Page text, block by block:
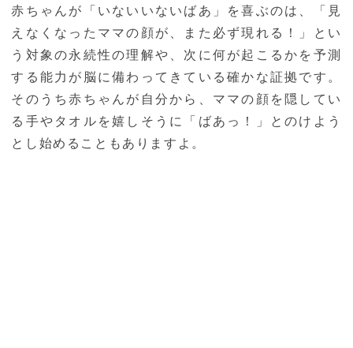
赤ちゃんが「いないいないばあ」を喜ぶのは、「見
えなくなったママの顔が、また必ず現れる！」とい
う対象の永続性の理解や、次に何が起こるかを予測
する能力が脳に備わってきている確かな証拠です。
そのうち赤ちゃんが自分から、ママの顔を隠してい
る手やタオルを嬉しそうに「ばあっ！」とのけよう
とし始めることもありますよ。